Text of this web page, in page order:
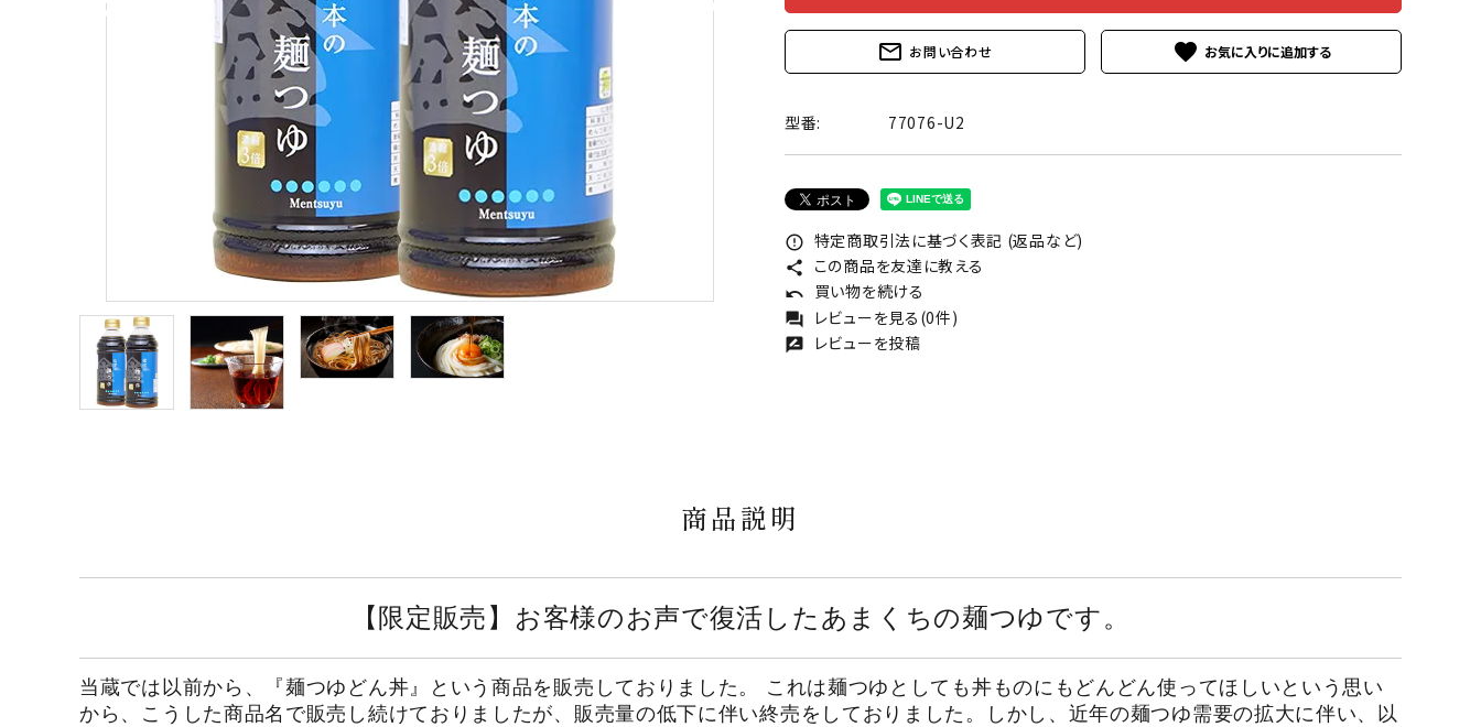
mail_outline お問い合わせ favorite
型番: 77076-U2
error_outline 特定商取引法に基づく表記 (返品など)
share この商品を友達に教える
undo 買い物を続ける
forum レビューを見る(0件)
rate_review レビューを投稿
商品説明
【限定販売】お客様のお声で復活したあまくちの麺つゆです。
当蔵では以前から、『麺つゆどん丼』という商品を販売しておりました。 これは麺つゆとしても丼ものにもどんどん使ってほしいという思い
から、こうした商品名で販売し続けておりましたが、販売量の低下に伴い終売をしておりました。しかし、近年の麺つゆ需要の拡大に伴い、以